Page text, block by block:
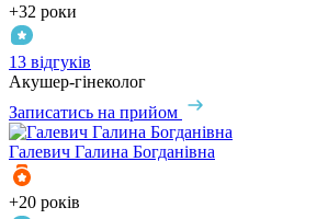
+32 роки
13 відгуків
Акушер-гінеколог
Записатись на прийом
Галевич Галина Богданівна
+20 років